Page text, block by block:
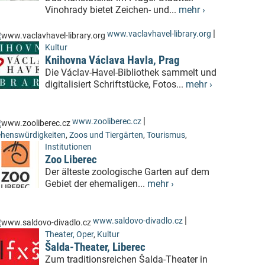
Vinohrady bietet Zeichen- und... mehr ›
www.vaclavhavel-library.org |
Kultur
Knihovna Václava Havla, Prag
Die Václav-Havel-Bibliothek sammelt und
digitalisiert Schriftstücke, Fotos... mehr ›
www.zooliberec.cz |
, Zoos und Tiergärten, Tourismus,
Institutionen
Zoo Liberec
Der älteste zoologische Garten auf dem
Gebiet der ehemaligen... mehr ›
www.saldovo-divadlo.cz |
Theater, Oper, Kultur
Šalda-Theater, Liberec
Zum traditionsreichen Šalda-Theater in